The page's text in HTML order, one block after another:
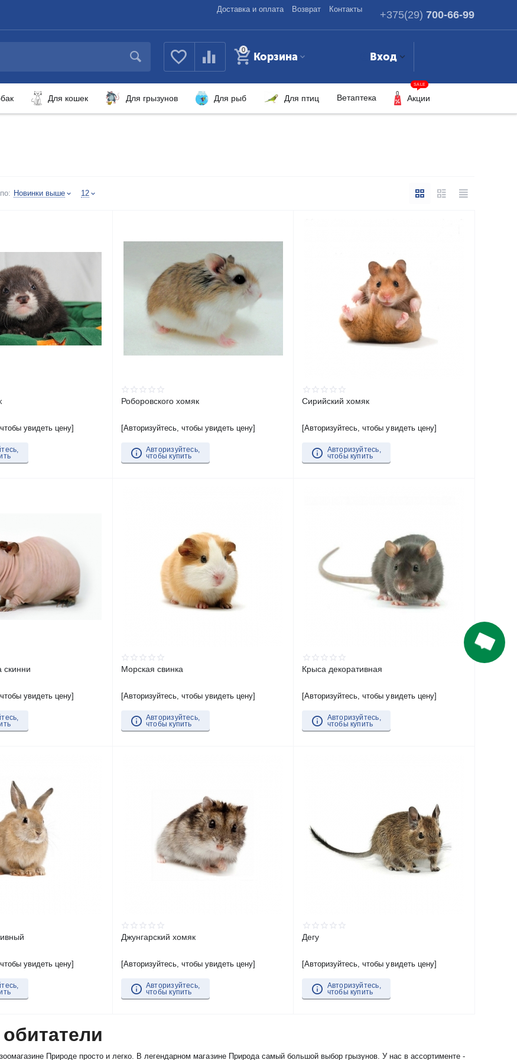
+375(29) 700-66-99
Доставка и оплата Возврат Контакты
0
Корзина Вход
Для кошек Для грызунов Для рыб Для птиц Ветаптека Акции
SALE
Природе просто и легко. В легендарном магазине Природа самый большой выбор грызунов. У нас в ассортименте -
Новинки выше 12
увидеть цену]
Роборовского хомяк
[Авторизуйтесь, чтобы увидеть цену]
Авторизуйтесь,
чтобы купить
Сирийский хомяк
[Авторизуйтесь, чтобы увидеть цену]
Авторизуйтесь,
чтобы купить
скинни
увидеть цену]
Морская свинка
[Авторизуйтесь, чтобы увидеть цену]
Авторизуйтесь,
чтобы купить
Крыса декоративная
[Авторизуйтесь, чтобы увидеть цену]
Авторизуйтесь,
чтобы купить
увидеть цену]
Джунгарский хомяк
[Авторизуйтесь, чтобы увидеть цену]
Авторизуйтесь,
чтобы купить
Дегу
[Авторизуйтесь, чтобы увидеть цену]
Авторизуйтесь,
чтобы купить